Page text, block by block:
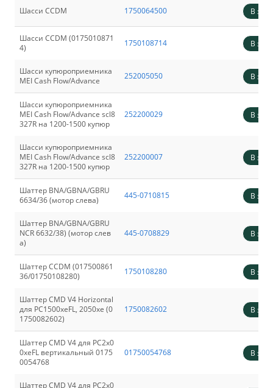
Шасси CCDM 1750064500 В
Шасси CCDM (0175010871
4)
1750108714 В
Шасси купюроприемника
MEI Cash Flow/Advance
252005050 В
Шасси купюроприемника
MEI Cash Flow/Advance scl8
327R на 1200-1500 купюр
252200029 В
Шасси купюроприемника
MEI Cash Flow/Advance scl8
327R на 1200-1500 купюр
252200007 В
Шаттер BNA/GBNA/GBRU
6634/36 (мотор слева)
445-0710815 В
Шаттер BNA/GBNA/GBRU
NCR 6632/38) (мотор слев
а)
445-0708829 В
Шаттер CCDM (017500861
36/01750108280)
1750108280 В
Шаттер CMD V4 Horizontal
для PC1500xeFL, 2050хе (0
1750082602)
1750082602 В
Шаттер CMD V4 для PC2x0
0xeFL вертикальный 0175
0054768
01750054768 В
Шаттер CMD V4 для PC2x0